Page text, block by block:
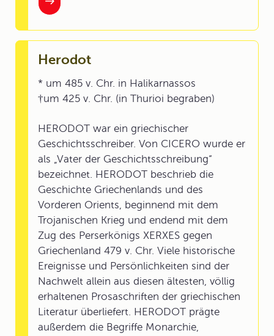
Herodot
* um 485 v. Chr. in Halikarnassos
†um 425 v. Chr. (in Thurioi begraben)
HERODOT war ein griechischer
Geschichtsschreiber. Von CICERO wurde er
als „Vater der Geschichtsschreibung“
bezeichnet. HERODOT beschrieb die
Geschichte Griechenlands und des
Vorderen Orients, beginnend mit dem
Trojanischen Krieg und endend mit dem
Zug des Perserkönigs XERXES gegen
Griechenland 479 v. Chr. Viele historische
Ereignisse und Persönlichkeiten sind der
Nachwelt allein aus diesen ältesten, völlig
erhaltenen Prosaschriften der griechischen
Literatur überliefert. HERODOT prägte
außerdem die Begriffe Monarchie,